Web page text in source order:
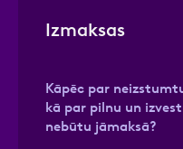
Izmaksas
Kāpēc par
kā par pilnu un
nebūtu jāmaksā?